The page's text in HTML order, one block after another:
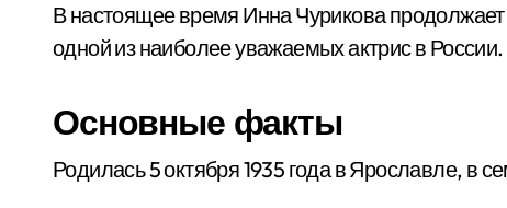
В настоящее время Инна Чурикова
одной из наиболее уважаемых актрис в России.
Основные факты
Родилась 5 октября 1935 года в Ярославле, в